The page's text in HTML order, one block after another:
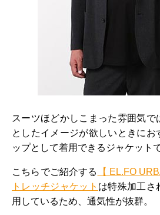
スーツほどかしこまった雰囲気で
としたイメージが欲しいときにお
ップとして着用できるジャケットで
こちらでご紹介する 【 EL.FO
トレッチジャケット は特殊加工さ
用しているため、通気性が抜群。